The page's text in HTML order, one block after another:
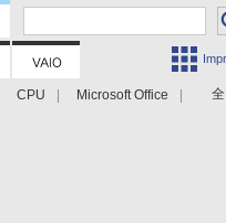
CPU Microsoft Office